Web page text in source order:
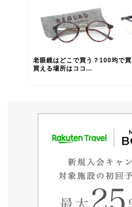
老眼鏡はどこで買う？100均で
買える場所はココ...